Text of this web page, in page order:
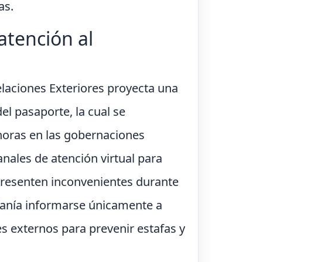
al
Exteriores proyecta una
pasaporte, la cual se
en las gobernaciones
de atención virtual para
inconvenientes durante
informarse únicamente a
externos para prevenir estafas y